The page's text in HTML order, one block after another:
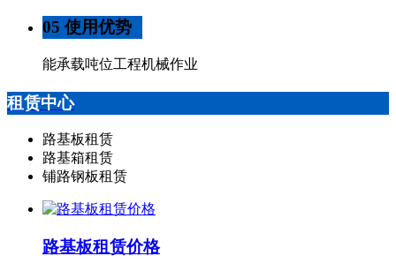
05 使用优势
能承载吨位工程机械作业
租赁中心
路基板租赁
路基箱租赁
铺路钢板租赁
路基板租赁价格